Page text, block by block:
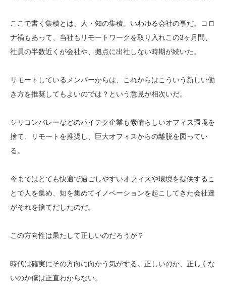
ここで書く集積とは、人・知の集積。いわゆる会社の事だ。コロ
ナ禍もあって、当社もリモートワークを取り入れこの3ヶ月間、
社員の半数近くが会社や、拠点に出社しない時期が続いた。
リモートしているメンバーからは、これからはこういう新しい働
き方を推奨してもよいのでは？という意見が相次いだ。
シリコンバレーなどのハイテク企業も素晴らしいオフィス環境を
捨て、リモートを推奨し、巨大オフィスからの離脱を図ってい
る。
今まではとても快適で過ごしやすいオフィスや環境を提供するこ
とで人を集め、知を集めてイノベーションを起こしてきた会社達
がそれを捨てだしたのだ。
この方向性は果たして正しいのだろうか？
時代は確実にその方向に向かう気がする。正しいのか、正しくな
いのか僕は正直わからない。